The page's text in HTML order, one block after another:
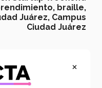
braille,
Juárez, Campus
Ciudad Juárez
×